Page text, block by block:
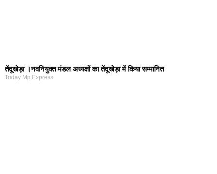
तेंदूखेड़ा ।नवनियुक्त मंडल अध्यक्षों का तेंदूखेड़ा में किया सम्मानित
Today Mp Express